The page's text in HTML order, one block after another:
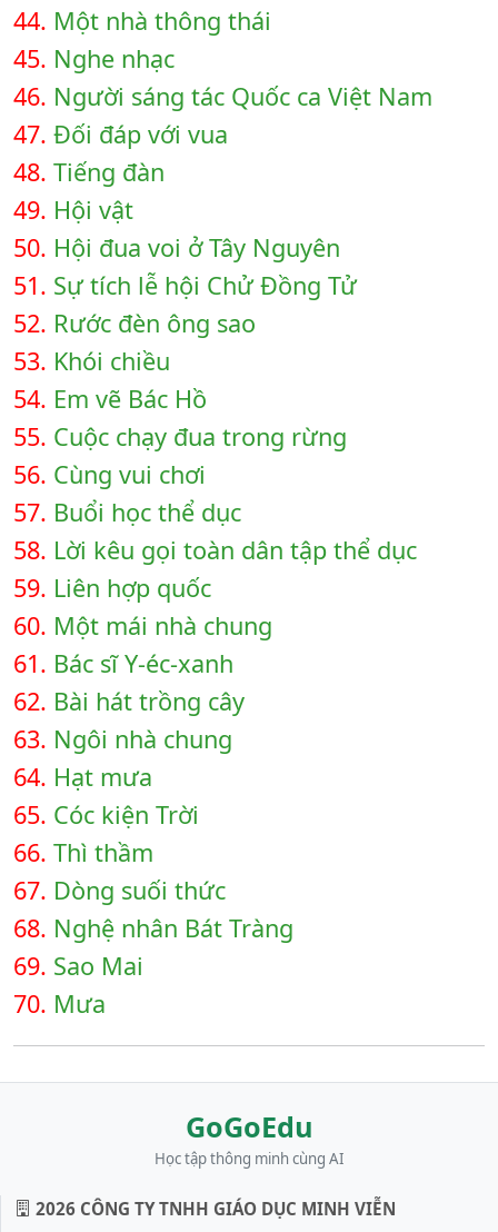
44. Một nhà thông thái
45. Nghe nhạc
46. Người sáng tác Quốc ca Việt Nam
47. Đối đáp với vua
48. Tiếng đàn
49. Hội vật
50. Hội đua voi ở Tây Nguyên
51. Sự tích lễ hội Chử Đồng Tử
52. Rước đèn ông sao
53. Khói chiều
54. Em vẽ Bác Hồ
55. Cuộc chạy đua trong rừng
56. Cùng vui chơi
57. Buổi học thể dục
58. Lời kêu gọi toàn dân tập thể dục
59. Liên hợp quốc
60. Một mái nhà chung
61. Bác sĩ Y-éc-xanh
62. Bài hát trồng cây
63. Ngôi nhà chung
64. Hạt mưa
65. Cóc kiện Trời
66. Thì thầm
67. Dòng suối thức
68. Nghệ nhân Bát Tràng
69. Sao Mai
70. Mưa
GoGoEdu
Học tập thông minh cùng AI
2026 CÔNG TY TNHH GIÁO DỤC MINH VIỄN